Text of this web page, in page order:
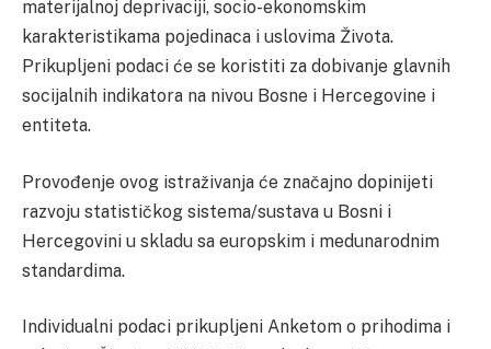
materijalnoj deprivaciji, socio-ekonomskim
karakteristikama pojedinaca i uslovima Života.
Prikupljeni podaci će se koristiti za dobivanje glavnih
socijalnih indikatora na nivou Bosne i Hercegovine i
entiteta.
Provođenje ovog istraživanja će značajno dopinijeti
razvoju statističkog sistema/sustava u Bosni i
Hercegovini u skladu sa europskim i medunarodnim
standardima.
Individualni podaci prikupljeni Anketom o prihodima i